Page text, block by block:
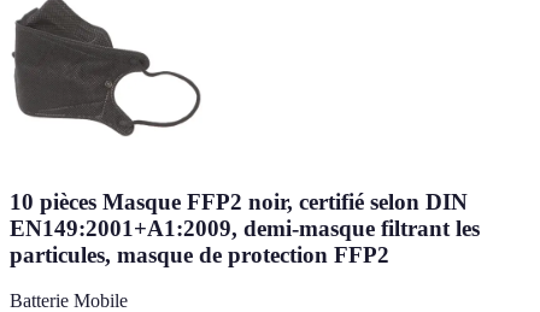
10 pièces Masque FFP2 noir, certifié selon DIN
EN149:2001+A1:2009, demi-masque filtrant les
particules, masque de protection FFP2
Batterie Mobile